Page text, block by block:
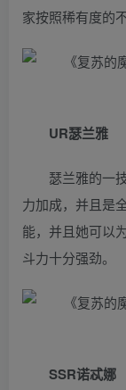
家按照稀有度的
UR瑟兰雅
瑟兰雅的一
力加成，并且是
能，并且她可以
斗力十分强劲。
SSR诺忒娜